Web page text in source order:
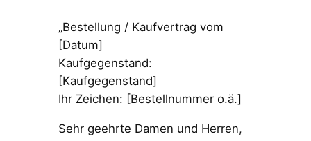
„Bestellung / Kaufvertrag vom
[Datum]
Kaufgegenstand:
[Kaufgegenstand]
Ihr Zeichen: [Bestellnummer o.ä.]
Sehr geehrte Damen und Herren,